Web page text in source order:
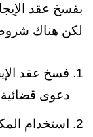
بفسخ عقد
لكن هناك شروط
فسخ عقد
دعوى
استخدام